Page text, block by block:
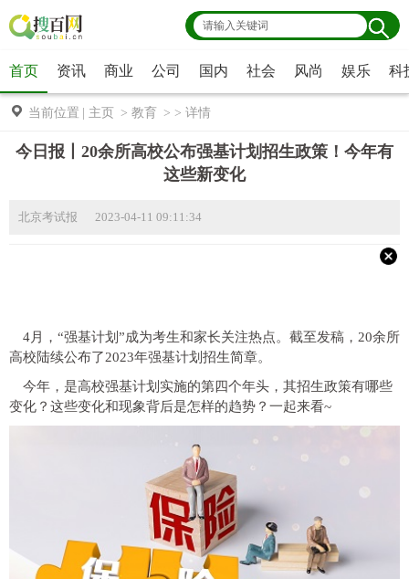
首页 资讯 商业 公司 国内 社会 风尚 娱乐 科
当前位置 主页 > 教育 > > 详情
今日报丨20余所高校公布强基计划招生政策！今年有
这些新变化
北京考试报 2023-04-11 09:11:34
4月，“强基计划”成为考生和家长关注热点。截至发稿，20余所
高校陆续公布了2023年强基计划招生简章。
今年，是高校强基计划实施的第四个年头，其招生政策有哪些
变化？这些变化和现象背后是怎样的趋势？一起来看~